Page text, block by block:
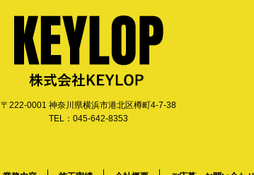
〒222-0001 神奈川県横浜市港北区樽町4-7-38
TEL：045-642-8353